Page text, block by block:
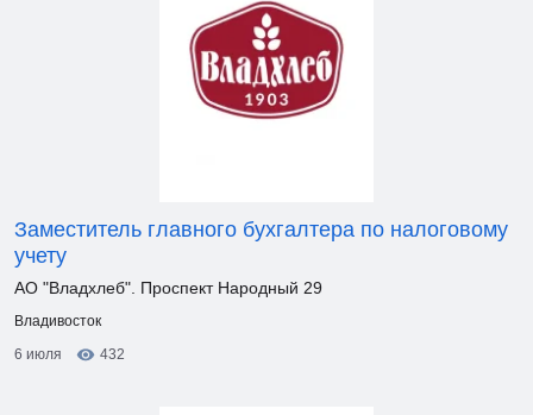
Заместитель главного бухгалтера по налоговому
учету
АО "Владхлеб". Проспект Народный 29
Владивосток
6 июля
432